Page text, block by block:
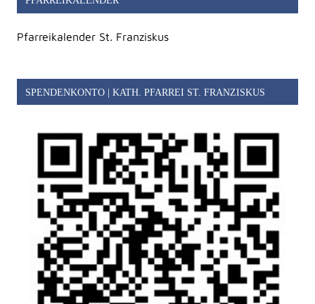
Pfarreikalender St. Franziskus
SPENDENKONTO | KATH. PFARREI ST. FRANZISKUS